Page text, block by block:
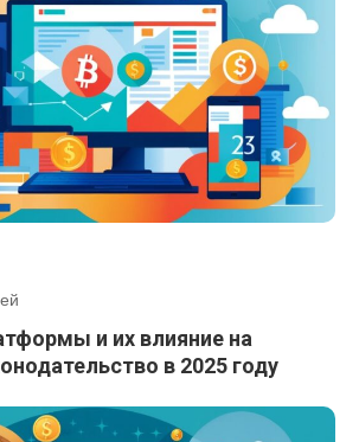
и их влияние на
в 2025 году